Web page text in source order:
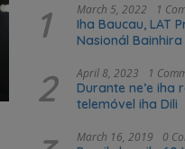
1 March 5, 2022 1
Iha Baucau, LAT
Nasionál Bainhira
2 April 8, 2023 1
Durante ne’e iha
telemóvel iha Dili
March 16, 2019 0